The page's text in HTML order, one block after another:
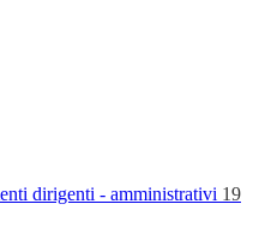
dirigenti - amministrativi 19